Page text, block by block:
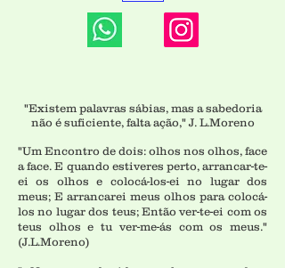
"Existem palavras sábias, mas a sabedoria
não é suficiente, falta ação," J. L.Moreno
"Um Encontro de dois: olhos nos olhos, face
a face. E quando estiveres perto, arrancar-te-
ei os olhos e colocá-los-ei no lugar dos
meus; E arrancarei meus olhos para colocá-
los no lugar dos teus; Então ver-te-ei com os
teus olhos e tu ver-me-ás com os meus."
(J.L.Moreno)